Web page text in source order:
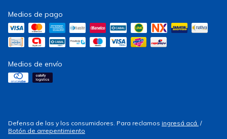
Medios de pago
Medios de envío
Defensa de las y los consumidores. Para reclamos ingresá acá. /
Botón de arrepentimiento